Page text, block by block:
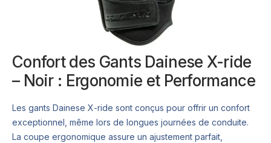
Confort des Gants Dainese X-ride
– Noir : Ergonomie et Performance
Les gants Dainese X-ride sont conçus pour offrir un confort
exceptionnel, même lors de longues journées de conduite.
La coupe ergonomique assure un ajustement parfait,